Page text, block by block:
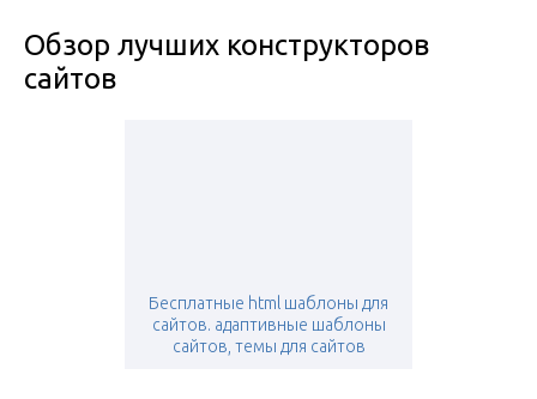
Обзор лучших конструкторов
сайтов
Бесплатные html шаблоны для
сайтов. адаптивные шаблоны
сайтов, темы для сайтов